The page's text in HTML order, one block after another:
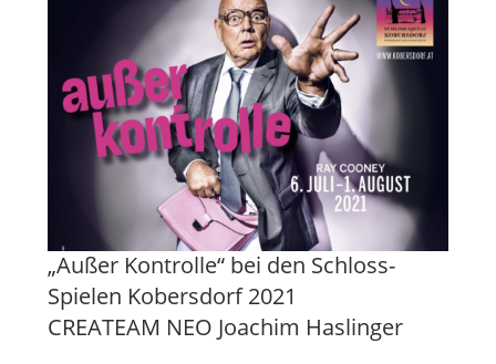
„Außer Kontrolle“ bei den Schloss-
Spielen Kobersdorf 2021
CREATEAM NEO Joachim Haslinger